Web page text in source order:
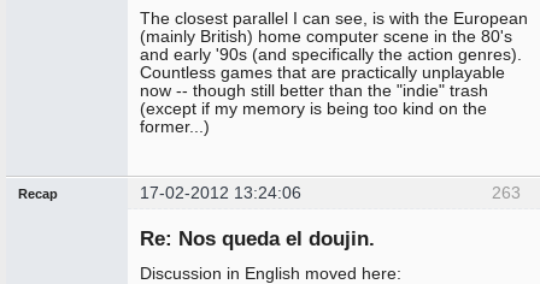
The closest parallel I can see, is with the European
(mainly British) home computer scene in the 80's
and early '90s (and specifically the action genres).
Countless games that are practically unplayable
now -- though still better than the "indie" trash
(except if my memory is being too kind on the
former...)
263
Recap 17-02-2012 13:24:06
Re: Nos queda el doujin.
Discussion in English moved here: